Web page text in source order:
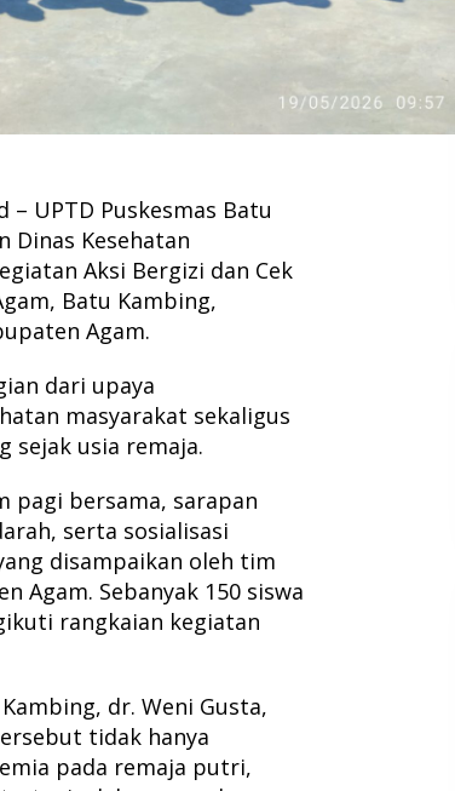
UPTD Puskesmas Batu
Dinas Kesehatan
Aksi Bergizi dan Cek
Batu Kambing,
Agam.
dari upaya
masyarakat sekaligus
sejak usia remaja.
pagi bersama, sarapan
serta sosialisasi
disampaikan oleh tim
Agam. Sebanyak 150 siswa
rangkaian kegiatan
dr. Weni Gusta,
tidak hanya
pada remaja putri,